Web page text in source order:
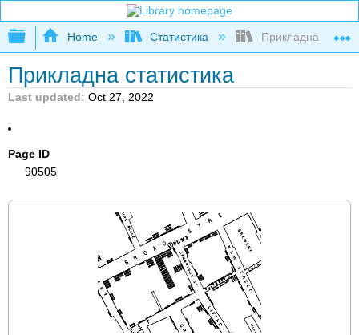
Expand/collapse global hierarchy
Home Статистика Прикладна
Прикладна статистика
Last updated Oct 27, 2022
Page ID
90505